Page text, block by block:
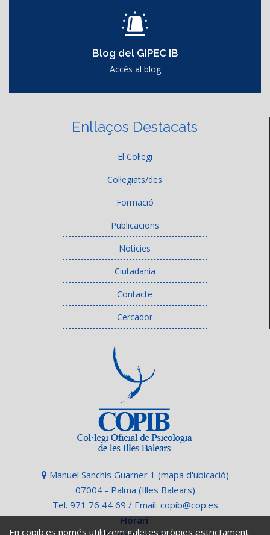
Blog del GIPEC IB
Accés al blog
Enllaços Destacats
El Col·legi
Col·legiats/des
Formació
Publicacions
Noticies
Ciutadania
Contacte
Cercador
Manuel Sanchis Guarner 1 (mapa d'ubicació)
07004 - Palma (Illes Balears)
Tel. 971 76 44 69 / Email: copib@cop.es
Horari:
En copib.es només utilitzem galetes pròpies estrictament